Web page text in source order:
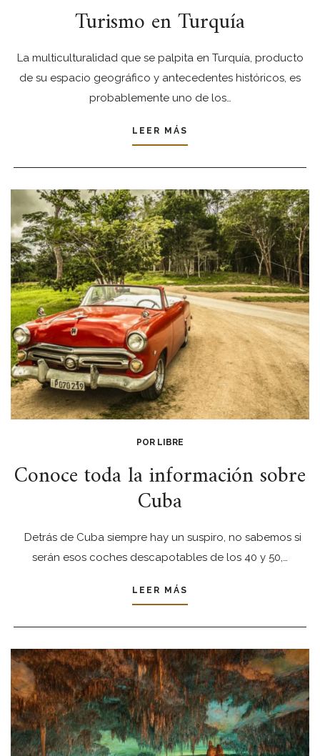
Turismo en Turquía
La multiculturalidad que se palpita en Turquía, producto
de su espacio geográfico y antecedentes históricos, es
probablemente uno de los…
LEER MÁS
POR LIBRE
Conoce toda la información sobre
Cuba
Detrás de Cuba siempre hay un suspiro, no sabemos si
serán esos coches descapotables de los 40 y 50,…
LEER MÁS